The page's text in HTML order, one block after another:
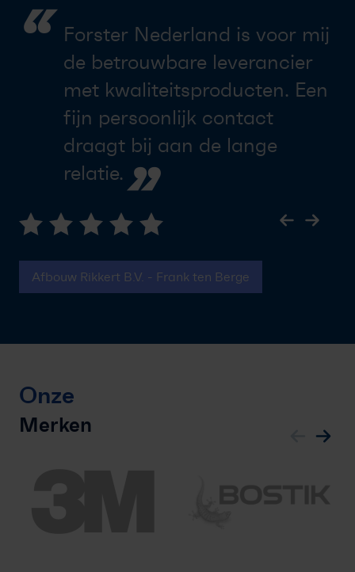
“ Forster Nederland is voor mij
de betrouwbare leverancier
met kwaliteitsproducten. Een
fijn persoonlijk contact
draagt bij aan de lange
relatie. ”
Afbouw Rikkert B.V. - Frank ten Berge
Onze
Merken